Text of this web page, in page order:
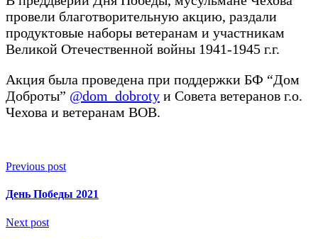
провели благотворительную акцию, раздали
продуктовые наборы ветеранам и участникам
Великой Отечественной войны 1941-1945 г.г.
Акция была проведена при поддержки БФ “Дом
Доброты” @dom_dobroty и Совета ветеранов г.о.
Чехова и ветеранам ВОВ.
Previous post
День Победы 2021
Next post